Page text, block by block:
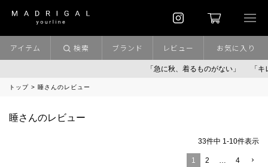
「急に秋、着るものがない」 「キレイ
アイテム 検索 ブランド レビュー お気に入り
トップ 睡さんのレビュー
睡さんのレビュー
33件中 1-10件表示
1 2 … 4